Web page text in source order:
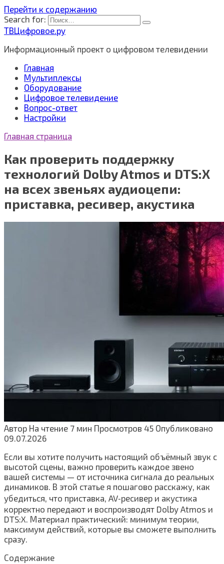
Перейти к содержанию
Search for:
ТВЦифровое.ру
Информационный проект о цифровом телевидении
Главная
Мультиплексы
Оборудование
Цифровое телевидение
Вопрос-ответ
Настройки
Главная страница
Как проверить поддержку
технологий Dolby Atmos и DTS:X
на всех звеньях аудиоцепи:
приставка, ресивер, акустика
Автор На чтение 7 мин Просмотров 45 Опубликовано
09.07.2026
Если вы хотите получить настоящий объёмный звук с
высотой сцены, важно проверить каждое звено
вашей системы — от источника сигнала до реальных
динамиков. В этой статье я пошагово расскажу, как
убедиться, что приставка, AV‑ресивер и акустика
корректно передают и воспроизводят Dolby Atmos и
DTS:X. Материал практический: минимум теории,
максимум действий, которые вы сможете выполнить
сразу.
Содержание